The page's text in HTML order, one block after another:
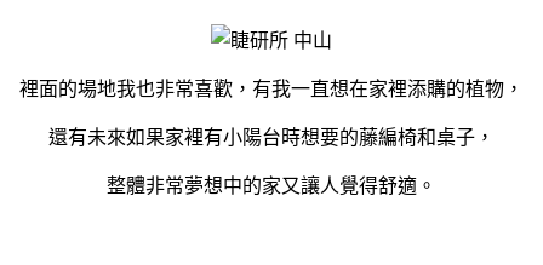
裡面的場地我也非常喜歡，有我一直想在家裡添購的植物，
還有未來如果家裡有小陽台時想要的藤編椅和桌子，
整體非常夢想中的家又讓人覺得舒適。